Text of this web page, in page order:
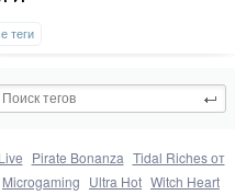
теги
Live Pirate Bonanza Tidal Riches от
Microgaming Ultra Hot Witch Heart